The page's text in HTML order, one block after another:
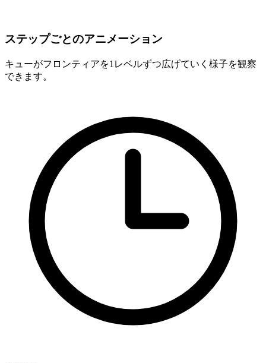
ステップごとのアニメーション
キューがフロンティアを1レベルずつ広げていく様子を観察
できます。